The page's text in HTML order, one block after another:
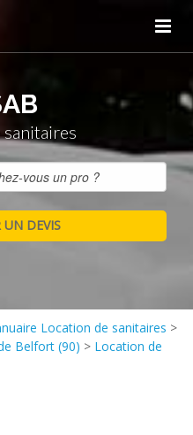
sanitaires
Location de sanitaires >
Belfort (90) > Location de